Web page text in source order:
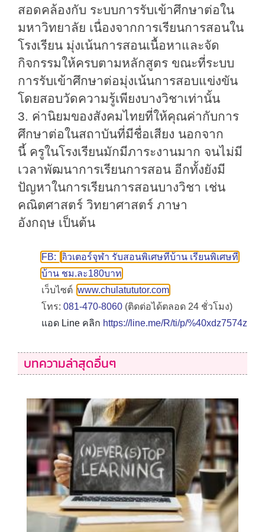
สอดคล้องกับ ระบบการรับเข้าศึกษาต่อใน
มหาวิทยาลัย เนื่องจากการเรียนการสอนใน
โรงเรียน มุ่งเน้นการสอนเนื้อหาและจัด
กิจกรรมให้ครบตามหลักสูตร ขณะที่ระบบ
การรับเข้าศึกษาต่อมุ่งเน้นการสอบแข่งขัน
โดยสอบวัดความรู้เพียงบางวิชาเท่านั้น
3. ค่านิยมของสังคมไทยที่ให้คุณค่ากับการ
ศึกษาต่อในสถาบันที่มีชื่อเสียง นอกจาก
นี้ ครูในโรงเรียนมักมีภาระงานมาก จนไม่มี
เวลาพัฒนาการเรียนการสอน อีกทั้งยังมี
ปัญหาในการเรียนการสอนบางวิชา เช่น
คณิตศาสตร์ วิทยาศาสตร์ ภาษา
อังกฤษ เป็นต้น
FB:
ติวเตอร์จุฬา รับสอนพิเศษที่บ้าน เรียนพิเศษที่
บ้าน ชม.ละ180บาท
เว็บไซต์ www.chulatututor.com
โทร: 081-470-8060 (ติดต่อได้ตลอด 24 ชั่วโมง)
แอด Line คลิก https://line.me/R/ti/p/%40xdz7574z
บทความล่าสุดอื่นๆ